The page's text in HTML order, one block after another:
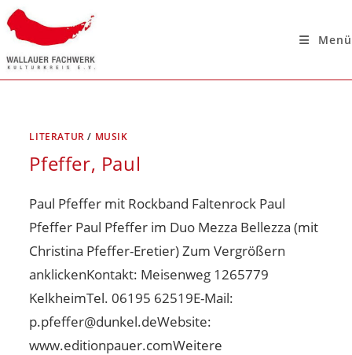
Menü
LITERATUR / MUSIK
Pfeffer, Paul
Paul Pfeffer mit Rockband Faltenrock Paul
Pfeffer Paul Pfeffer im Duo Mezza Bellezza (mit
Christina Pfeffer-Eretier) Zum Vergrößern
anklickenKontakt: Meisenweg 1265779
KelkheimTel. 06195 62519E-Mail:
p.pfeffer@dunkel.deWebsite:
www.editionpauer.comWeitere